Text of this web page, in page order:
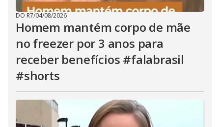
DO R7/04/08/2026
Homem mantém corpo de mãe
no freezer por 3 anos para
receber benefícios #falabrasil
#shorts